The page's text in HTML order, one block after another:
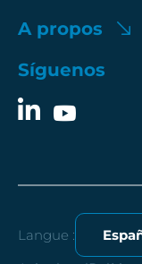
A propos
Síguenos
Langue :